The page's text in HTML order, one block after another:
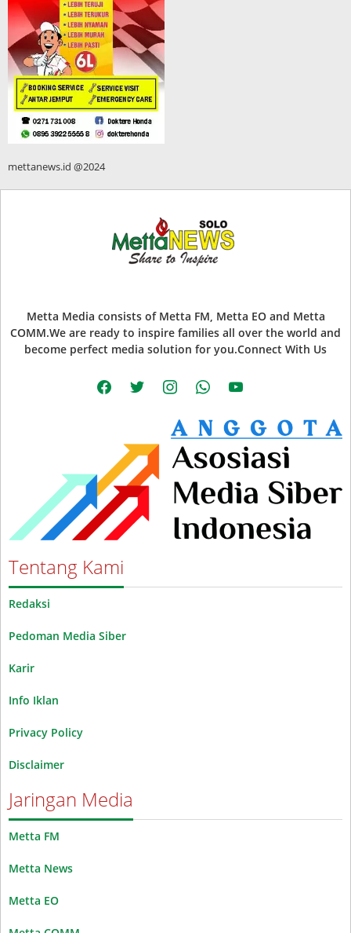
mettanews.id @2024
Metta Media consists of Metta FM, Metta EO and Metta
COMM.We are ready to inspire families all over the world and
become perfect media solution for you.Connect With Us
facebooktwitter instagramwhatsappyoutube
Tentang Kami
Redaksi
Pedoman Media Siber
Karir
Info Iklan
Privacy Policy
Disclaimer
Jaringan Media
Metta FM
Metta News
Metta EO